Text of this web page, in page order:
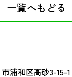
一覧へもどる
浦和区高砂3-15-